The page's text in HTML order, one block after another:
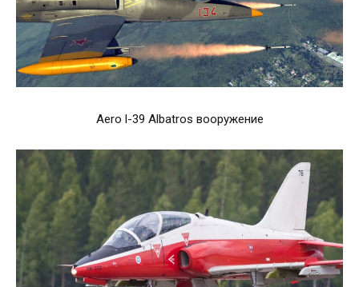
Aero l-39 Albatros вооружение